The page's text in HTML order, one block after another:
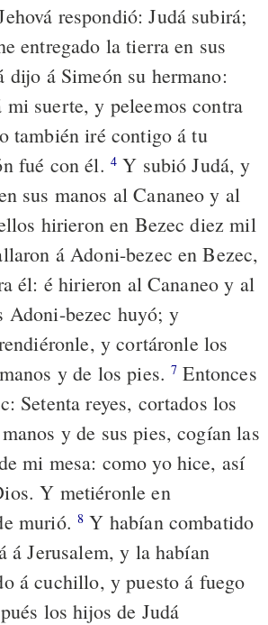
respondió: Judá subirá;
entregado la tierra en sus
dijo á Simeón su hermano:
mi suerte, y peleemos contra
también iré contigo á tu
fué con él. 4 Y subió Judá, y
sus manos al Cananeo y al
hirieron en Bezec diez mil
á Adoni-bezec en Bezec,
él: é hirieron al Cananeo y al
Adoni-bezec huyó; y
y cortáronle los
y de los pies.7 Entonces
Setenta reyes, cortados los
y de sus pies, cogían las
mi mesa: como yo hice, así
Y metiéronle en
murió.8 Y habían combatido
á Jerusalem, y la habían
á cuchillo, y puesto á fuego
los hijos de Judá